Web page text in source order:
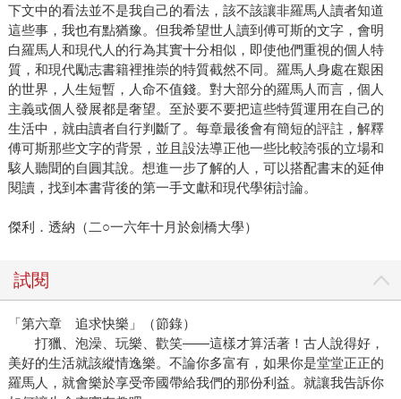
下文中的看法並不是我自己的看法，該不該讓非羅馬人讀者知道
這些事，我也有點猶豫。但我希望世人讀到傅可斯的文字，會明
白羅馬人和現代人的行為其實十分相似，即使他們重視的個人特
質，和現代勵志書籍裡推崇的特質截然不同。羅馬人身處在艱困
的世界，人生短暫，人命不值錢。對大部分的羅馬人而言，個人
主義或個人發展都是奢望。至於要不要把這些特質運用在自己的
生活中，就由讀者自行判斷了。每章最後會有簡短的評註，解釋
傅可斯那些文字的背景，並且設法導正他一些比較誇張的立場和
駭人聽聞的自圓其說。想進一步了解的人，可以搭配書末的延伸
閱讀，找到本書背後的第一手文獻和現代學術討論。
傑利．透納（二○一六年十月於劍橋大學）
試閱
「第六章 追求快樂」（節錄）
打獵、泡澡、玩樂、歡笑――這樣才算活著！古人說得好，
美好的生活就該縱情逸樂。不論你多富有，如果你是堂堂正正的
羅馬人，就會樂於享受帝國帶給我們的那份利益。就讓我告訴你